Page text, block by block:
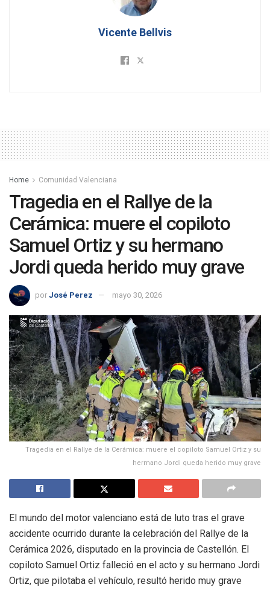
Vicente Bellvis
Home Comunidad Valenciana
Tragedia en el Rallye de la
Cerámica: muere el copiloto
Samuel Ortiz y su hermano
Jordi queda herido muy grave
por José Perez mayo 30, 2026
Tragedia en el Rallye de la Cerámica: muere el copiloto Samuel Ortiz y su
hermano Jordi queda herido muy grave
El mundo del motor valenciano está de luto tras el grave
accidente ocurrido durante la celebración del Rallye de la
Cerámica 2026, disputado en la provincia de Castellón. El
copiloto Samuel Ortiz falleció en el acto y su hermano Jordi
Ortiz, que pilotaba el vehículo, resultó herido muy grave